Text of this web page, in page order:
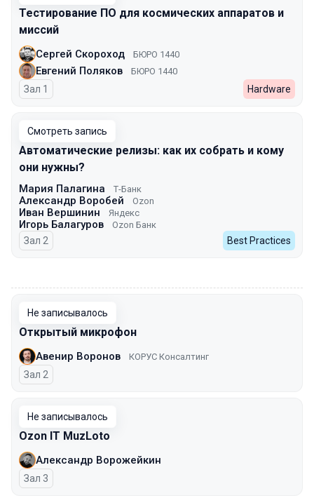
Тестирование ПО для космических аппаратов и
миссий
Сергей Скороход БЮРО 1440
Евгений Поляков БЮРО 1440
Зал 1 Hardware
Смотреть запись
Автоматические релизы: как их собрать и кому
они нужны?
Мария Палагина Т-Банк
Александр Воробей Ozon
Иван Вершинин Яндекс
Игорь Балагуров Ozon Банк
Зал 2 Best Practices
Не записывалось
Открытый микрофон
Авенир Воронов КОРУС Консалтинг
Зал 2
Не записывалось
Ozon IT MuzLoto
Александр Ворожейкин
Зал 3